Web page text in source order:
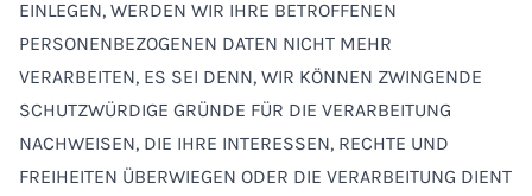
EINLEGEN, WERDEN WIR IHRE BETROFFENEN
PERSONENBEZOGENEN DATEN NICHT MEHR
VERARBEITEN, ES SEI DENN, WIR KÖNNEN ZWINGENDE
SCHUTZWÜRDIGE GRÜNDE FÜR DIE VERARBEITUNG
NACHWEISEN, DIE IHRE INTERESSEN, RECHTE UND
FREIHEITEN ÜBERWIEGEN ODER DIE VERARBEITUNG DIENT